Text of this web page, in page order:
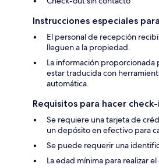
Instrucciones especiales
El personal de recepción
lleguen a la propiedad.
La información
estar traducida con
automática.
Requisitos para hacer
Se requiere una tarjeta de
un depósito en efectivo para
Se puede requerir una
La edad mínima para realizar